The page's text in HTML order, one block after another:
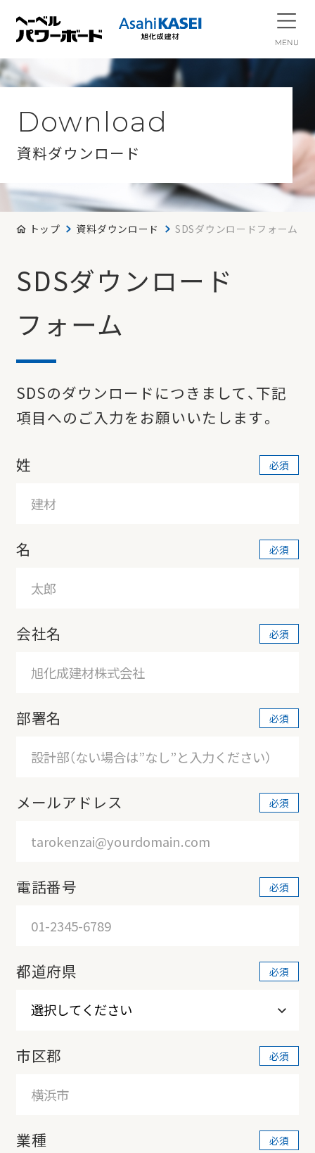
Download
資料ダウンロード
トップ 資料ダウンロード SDSダウンロードフォーム
SDSダウンロード
フォーム
SDSのダウンロードにつきまして、下記
項目へのご入力をお願いいたします。
姓
名
会社名
部署名
メールアドレス
電話番号
都道府県
市区郡
業種